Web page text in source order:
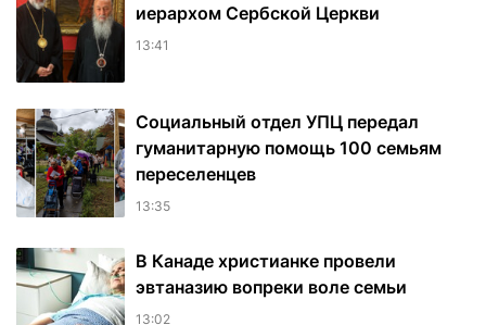
иерархом Сербской Церкви
13:41
Социальный отдел УПЦ передал
гуманитарную помощь 100 семьям
переселенцев
13:35
В Канаде христианке провели
эвтаназию вопреки воле семьи
13:02